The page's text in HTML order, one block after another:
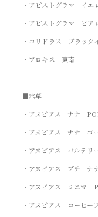
・アピストグラマ イ
・アピストグラマ ピ
・コリドラス ブラック
・プロキス 東南
■水草
・アヌビアス ナナ
・アヌビアス ナナ ゴ
・アヌビアス バルテ
・アヌビアス プチ ナ
・アヌビアス ミニマ
・アヌビアス コーヒー